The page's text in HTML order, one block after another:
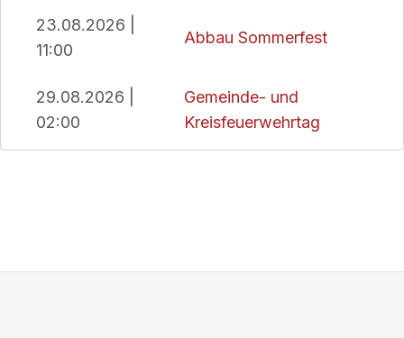
23.08.2026 |
11:00
Abbau Sommerfest
29.08.2026 |
02:00
Gemeinde- und
Kreisfeuerwehrtag